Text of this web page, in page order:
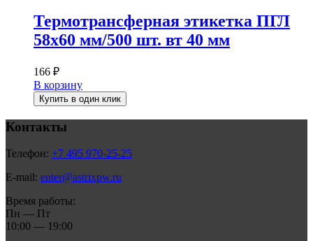
Термотрансферная этикетка ПГЛ
58х60 мм/500 шт. вт 40 мм
166 ₽
В корзину
Купить в один клик
Контакты
Телефон: +7 495 970-25-25
E-mail: enter@astrixpw.ru
Время работы:
Пн — Пт
10:00 — 19:00